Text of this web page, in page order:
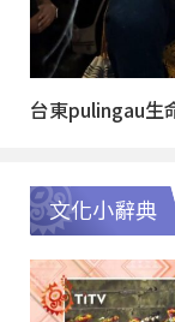
台東pulingau生
文化小辭典